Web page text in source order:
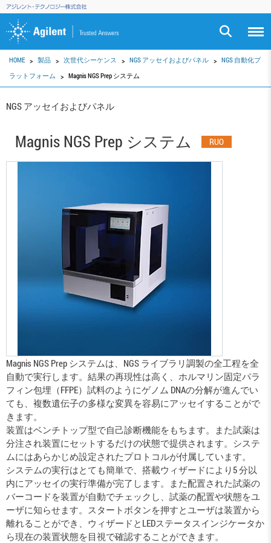
HOME 製品 次世代シーケンス NGS アッセイおよびパネル
NGS 自動化プ
ラットフォーム
Magnis NGS Prep システム
NGS アッセイおよびパネル
Magnis NGS Prep システム RUO
Magnis NGS Prep システムは、NGS ライブラリ調製の全工程を全
自動で実行します。結果の再現性は高く、ホルマリン固定パラ
フィン包埋（FFPE）試料のようにゲノム DNAの分解が進んでい
ても、複数遺伝子の多様な変異を容易にアッセイすることがで
きます。
装置はベンチトップ型で自己診断機能をもちます。また試薬は
分注され装置にセットするだけの状態で提供されます。システ
ムにはあらかじめ設定されたプロトコルが付属しています。
システムの実行はとても簡単で、搭載ウィザードにより5 分以
内にアッセイの実行準備が完了します。また配置された試薬の
バーコードを装置が自動でチェックし、試薬の配置や状態をユ
ーザに知らせます。スタートボタンを押すとユーザは装置から
離れることができ、ウィザードとLEDステータスインジケータか
ら現在の装置状態を目視で確認することができます。